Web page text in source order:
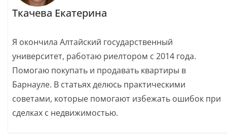
Ткачева Екатерина
Я окончила Алтайский государственный
университет, работаю риелтором с 2014 года.
Помогаю покупать и продавать квартиры в
Барнауле. В статьях делюсь практическими
советами, которые помогают избежать ошибок при
сделках с недвижимостью.